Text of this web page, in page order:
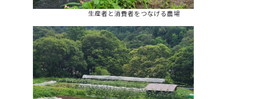
生産者と消費者をつなげる農場